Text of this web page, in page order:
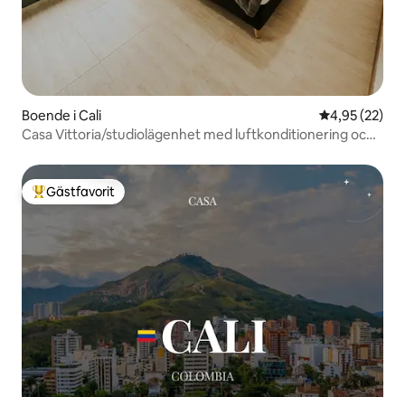
Boende i Cali 4,95 av 5 i
4,95 (22)
Casa Vittoria/studiolägenhet med luftkonditionering och
Populär gästfavorit
Gästfavorit